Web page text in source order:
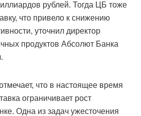
рублей. Тогда ЦБ тоже
что привело к снижению
уточнил директор
продуктов Абсолют Банка
что в настоящее время
ограничивает рост
Одна из задач ужесточения